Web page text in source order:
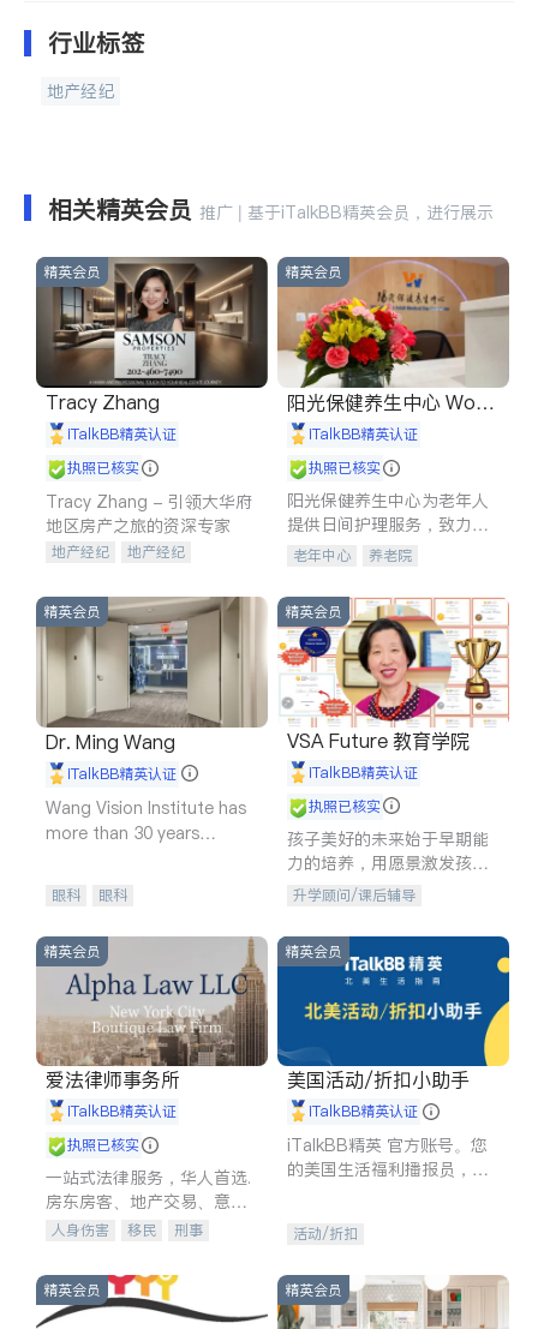
行业标签
地产经纪
相关精英会员 推广 | 基于iTalkBB精英会员，进行展示
精英会员
Tracy Zhang
iTalkBB精英认证
执照已核实
Tracy Zhang - 引领大华府
地区房产之旅的资深专家
地产经纪
地产经纪
商铺租售
开发商建商
精英会员
阳光保健养生中心 World
shine
iTalkBB精英认证
执照已核实
阳光保健养生中心为老年人
提供日间护理服务，致力于
通过持续的护理创新来有效
老年中心 养老院
精英会员
Dr. Ming Wang
iTalkBB精英认证
Wang Vision Institute has
more than 30 years
眼科 眼科
精英会员
VSA Future 教育学院
iTalkBB精英认证
执照已核实
孩子美好的未来始于早期能
力的培养，用愿景激发孩子
的学习潜力和动力。理念：
拥有成长型心态是成功的基
石。
升学顾问/课后辅导
精英会员
爱法律师事务所
iTalkBB精英认证
执照已核实
一站式法律服务，华人首选.
房东房客、地产交易、意外
伤害、车祸重伤、商业诉
建筑合同、刑事案件全包办
人身伤害 移民
刑事
信托/遗嘱
商业
索赔
律师-其它 保释
精英会员
美国活动/折扣小助手
iTalkBB精英认证
iTalkBB精英 官方账号。您
的美国生活福利播报员，精
专属福利。
活动/折扣
精英会员 精英会员